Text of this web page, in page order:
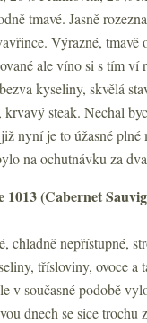
tmavé. Jasně
Výrazné, tmavě
ale víno si s tím ví
kyseliny, skvělá
krvavý steak. Nechal
nyní je to úžasné plné
na ochutnávku za
1013 (Cabernet
chladně nepřístupné,
třísloviny, ovoce a
v současné podobě
dnech se sice trochu